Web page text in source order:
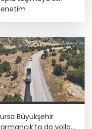
Büyükşehir
da yolları